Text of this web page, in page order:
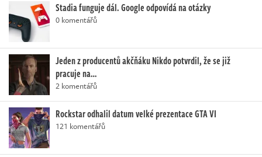
Stadia funguje dál. Google odpovídá na otázky
0 komentářů
Jeden z producentů akčňáku Nikdo potvrdil, že se již
pracuje na…
2 komentářů
Rockstar odhalil datum velké prezentace GTA VI
121 komentářů